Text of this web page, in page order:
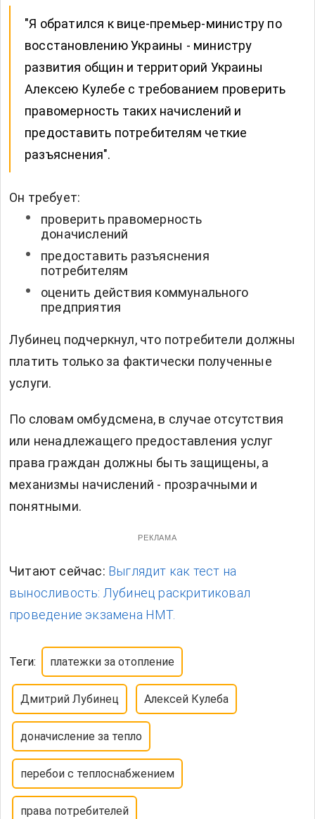
"Я обратился к вице-премьер-министру по
восстановлению Украины - министру
развития общин и территорий Украины
Алексею Кулебе с требованием проверить
правомерность таких начислений и
предоставить потребителям четкие
разъяснения".
Он требует:
проверить правомерность
доначислений
предоставить разъяснения
потребителям
оценить действия коммунального
предприятия
Лубинец подчеркнул, что потребители должны
платить только за фактически полученные
услуги.
По словам омбудсмена, в случае отсутствия
или ненадлежащего предоставления услуг
права граждан должны быть защищены, а
механизмы начислений - прозрачными и
понятными.
РЕКЛАМА
Читают сейчас: Выглядит как тест на
выносливость: Лубинец раскритиковал
проведение экзамена НМТ.
Теги: платежки за отопление
Дмитрий Лубинец Алексей Кулеба
доначисление за тепло
перебои с теплоснабжением
права потребителей